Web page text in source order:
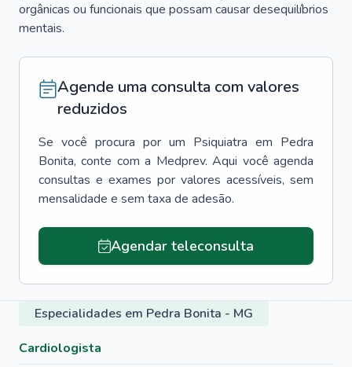
orgânicas ou funcionais que possam causar desequilíbrios
mentais.
Agende uma consulta com valores
reduzidos
Se você procura por um Psiquiatra em Pedra
Bonita, conte com a Medprev. Aqui você agenda
consultas e exames por valores acessíveis, sem
mensalidade e sem taxa de adesão.
Agendar teleconsulta
Especialidades em Pedra Bonita - MG
Cardiologista